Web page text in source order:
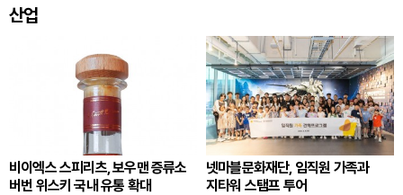
산업
비이엑스 스피리츠, 보우맨 증류소
버번 위스키 국내 유통 확대
넷마블문화재단, 임직원 가족과
지타워 스탬프 투어